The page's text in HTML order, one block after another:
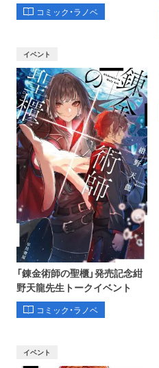
コミック・ラノベ
イベント
「錬金術師の聖櫃」発売記念紺
野天龍先生トークイベント
コミック・ラノベ
イベント